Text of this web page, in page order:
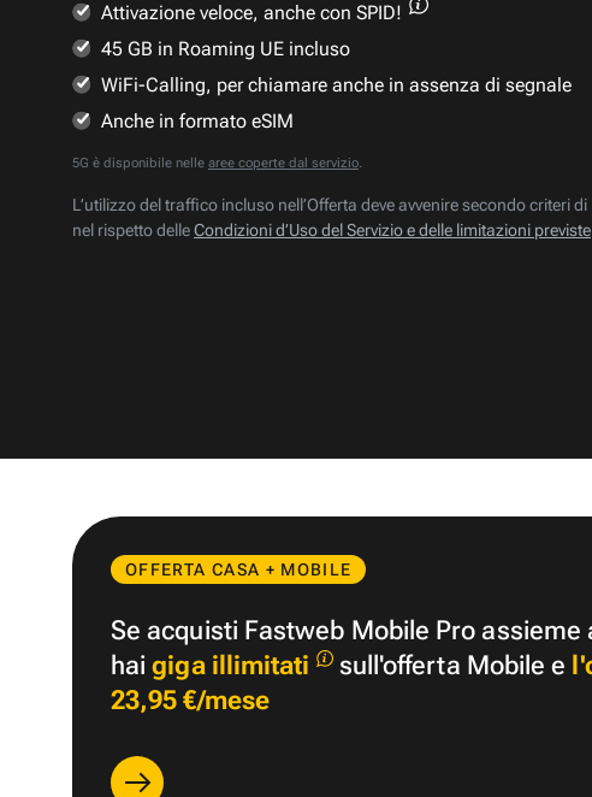
Attivazione veloce, anche con SPID!
45 GB in Roaming UE incluso
WiFi-Calling, per chiamare anche in assenza di segnale
Anche in formato eSIM
5G è disponibile nelle aree coperte dal servizio.
L’utilizzo del traffico incluso nell’Offerta deve avvenire secondo criteri
nel rispetto delleCondizioni d’Uso del Servizio e delle limitazioni previste
OFFERTA CASA + MOBILE
Se acquisti Fastweb Mobile Pro assieme
haigiga illimitati sull'offerta Mobile e
23,95 €/mese